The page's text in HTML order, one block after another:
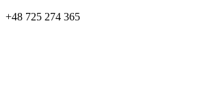
+48 725 274 365